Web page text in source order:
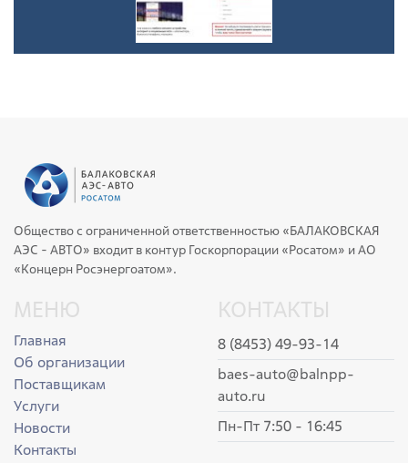
Общество с ограниченной ответственностью «БАЛАКОВСКАЯ
АЭС - АВТО» входит в контур Госкорпорации «Росатом» и АО
«Концерн Росэнергоатом».
МЕНЮ
Главная
Об организации
Поставщикам
Услуги
Новости
Контакты
КОНТАКТЫ
8 (8453) 49-93-14
baes-auto@balnpp-
auto.ru
Пн-Пт 7:50 - 16:45